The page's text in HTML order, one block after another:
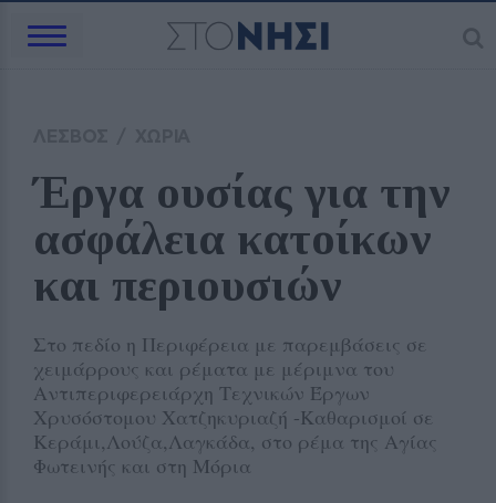
Έργα ουσίας για την
ασφάλεια κατοίκων
και περιουσιών
Στο πεδίο η Περιφέρεια με παρεμβάσεις σε
χειμάρρους και ρέματα με μέριμνα του
Αντιπεριφερειάρχη Τεχνικών Έργων
Χρυσόστομου Χατζηκυριαζή -Καθαρισμοί σε
Κεράμι,Λούζα,Λαγκάδα, στο ρέμα της Αγίας
Φωτεινής και στη Μόρια